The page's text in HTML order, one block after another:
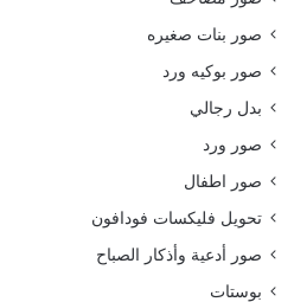
صور بنات صغيره
صور بوكيه ورد
بدل رجالي
صور ورد
صور اطفال
تحويل فليكسات فودافون
صور أدعية وأذكار الصباح
بوستات